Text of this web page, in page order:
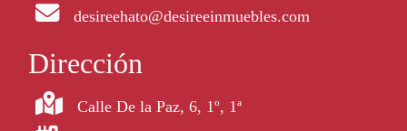
desireehato@desireeinmuebles.com
Dirección
Calle De la Paz, 6, 1º, 1ª